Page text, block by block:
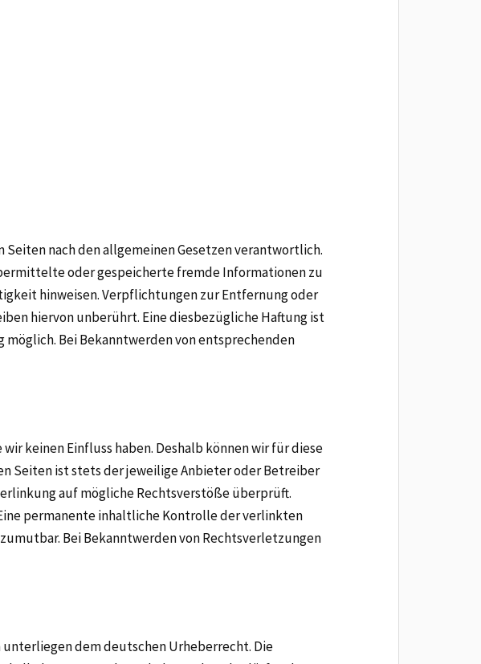
Seiten nach den allgemeinen Gesetzen verantwortlich.
oder gespeicherte fremde Informationen zu
hinweisen. Verpflichtungen zur Entfernung oder
hiervon unberührt. Eine diesbezügliche Haftung ist
Bei Bekanntwerden von entsprechenden
keinen Einfluss haben. Deshalb können wir für diese
Seiten ist stets der jeweilige Anbieter oder Betreiber
auf mögliche Rechtsverstöße überprüft.
permanente inhaltliche Kontrolle der verlinkten
Bei Bekanntwerden von Rechtsverletzungen
dem deutschen Urheberrecht. Die